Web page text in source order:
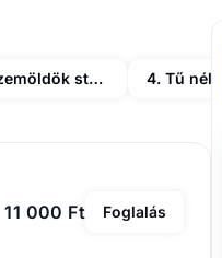
3. Szempilla lifting & szemöldök styling
11 000 Ft Foglalás